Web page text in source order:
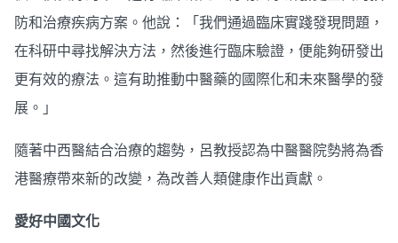
防和治療疾病方案。他說：「我們通過臨床實踐發現問題，
在科研中尋找解決方法，然後進行臨床驗證，便能夠研發出
更有效的療法。這有助推動中醫藥的國際化和未來醫學的發
展。」
隨著中西醫結合治療的趨勢，呂教授認為中醫醫院勢將為香
港醫療帶來新的改變，為改善人類健康作出貢獻。
愛好中國文化